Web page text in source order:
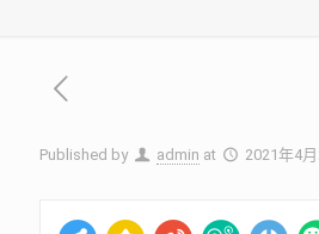
Published by admin at 2021年4月